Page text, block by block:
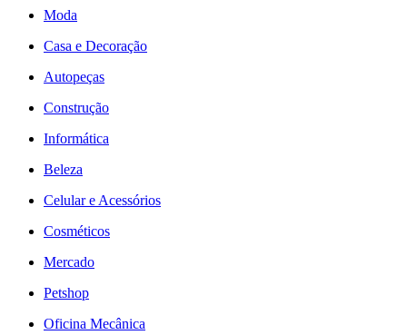
Moda
Casa e Decoração
Autopeças
Construção
Informática
Beleza
Celular e Acessórios
Cosméticos
Mercado
Petshop
Oficina Mecânica